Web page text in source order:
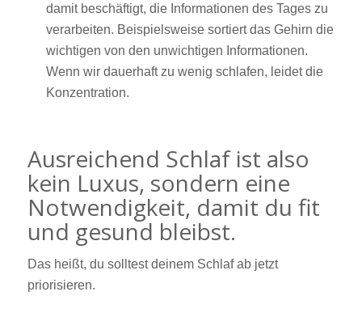
damit beschäftigt, die Informationen des Tages zu
verarbeiten. Beispielsweise sortiert das Gehirn die
wichtigen von den unwichtigen Informationen.
Wenn wir dauerhaft zu wenig schlafen, leidet die
Konzentration.
Ausreichend Schlaf ist also
kein Luxus, sondern eine
Notwendigkeit, damit du fit
und gesund bleibst.
Das heißt, du solltest deinem Schlaf ab jetzt
priorisieren.